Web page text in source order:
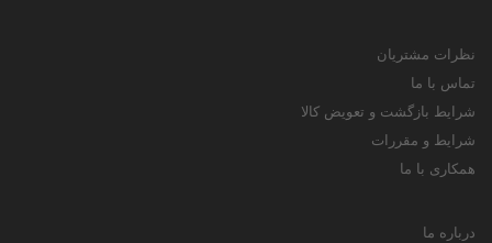
نظرات مشتریان
تماس با ما
شرایط بازگشت و تعویض کالا
شرایط و مقررات
همکاری با ما
درباره ما